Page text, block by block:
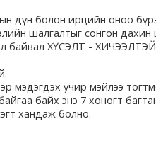
дүн болон ирцийн оноо
шалгалтыг сонгон
байвал ХҮСЭЛТ -
мэдэгдэх учир мэйлээ
байх энэ 7 хоногт
хандаж болно.